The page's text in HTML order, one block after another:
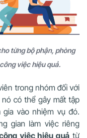
từng bộ phận, phòng
việc hiệu quả.
trong nhóm đối với
có thể gây mất tập
vào nhiệm vụ đó.
gian làm việc riêng
việc hiệu quả từ